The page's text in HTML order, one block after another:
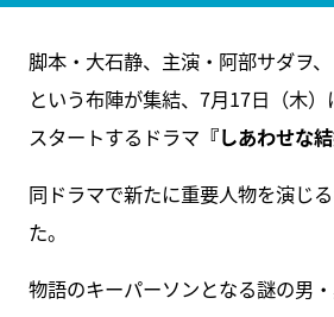
脚本・大石静、主演・阿部サダヲ
という布陣が集結、7月17日（木
スタートするドラマ 『しあわせな結
同ドラマで新たに重要人物を演じ
た。
物語のキーパーソンとなる謎の男